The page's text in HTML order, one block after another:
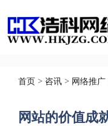
至
首页 > 咨讯 > 网络推广
网站的价值成